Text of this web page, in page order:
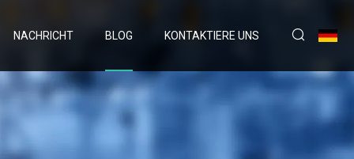
NACHRICHT BLOG KONTAKTIERE UNS